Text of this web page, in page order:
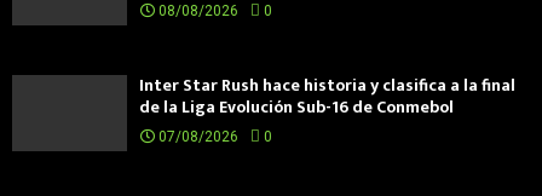
08/08/2026 0
Inter Star Rush hace historia y clasifica a la final
de la Liga Evolución Sub-16 de Conmebol
07/08/2026 0